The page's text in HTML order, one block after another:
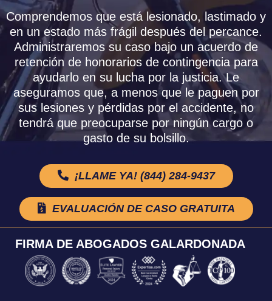
Comprendemos que está lesionado, lastimado y
en un estado más frágil después del percance.
Administraremos su caso bajo un acuerdo de
retención de honorarios de contingencia para
ayudarlo en su lucha por la justicia. Le
aseguramos que, a menos que le paguen por
sus lesiones y pérdidas por el accidente, no
tendrá que preocuparse por ningún cargo o
gasto de su bolsillo.
¡LLAME YA! (844) 284-9437
EVALUACIÓN DE CASO GRATUITA
FIRMA DE ABOGADOS GALARDONADA